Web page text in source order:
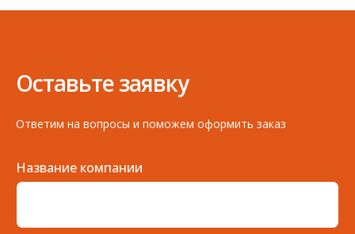
Оставьте заявку
Ответим на вопросы и поможем оформить заказ
Название компании